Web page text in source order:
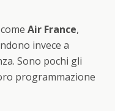
Air France,
invece a
Sono pochi gli
programmazione